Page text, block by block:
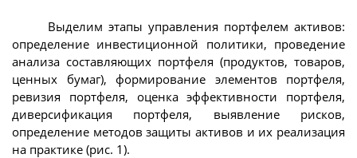
Выделим этапы управления портфелем активов:
определение инвестиционной политики, проведение
анализа составляющих портфеля (продуктов, товаров,
ценных бумаг), формирование элементов портфеля,
ревизия портфеля, оценка эффективности портфеля,
диверсификация портфеля, выявление рисков,
определение методов защиты активов и их реализация
на практике (рис. 1).